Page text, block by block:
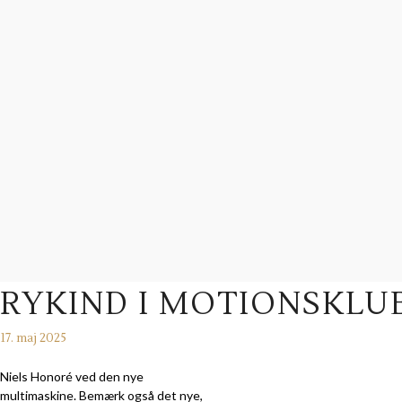
RYKIND I
17. maj 2025
Niels Honoré ved den nye
multimaskine. Bemærk også det nye,